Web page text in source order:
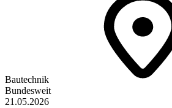
Bautechnik
Bundesweit
21.05.2026